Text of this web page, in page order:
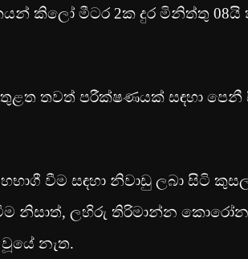
කිලෝ මීටර 2ක දුර මිනිත්තු 08යි
තවත් පරීක්ෂණයක් සඳහා පෙනී
වීම සඳහා නිවාඩු ලබා සිටි
නිසාත්, ලහිරු තිරිමාන්න
නැත.